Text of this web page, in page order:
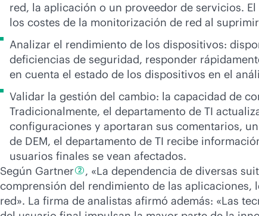
red, la aplicación o un proveedor de servicios.
los costes de la monitorización de red al
Analizar el rendimiento de los dispositivos:
deficiencias de seguridad, responder
en cuenta el estado de los dispositivos en el
Validar la gestión del cambio: la capacidad de
Tradicionalmente, el departamento de TI
configuraciones y aportaran sus comentarios,
de DEM, el departamento de TI recibe
usuarios finales se vean afectados.
Según Gartner 2 , «La dependencia de diversas
comprensión del rendimiento de las
red». La firma de analistas afirmó además: «Las